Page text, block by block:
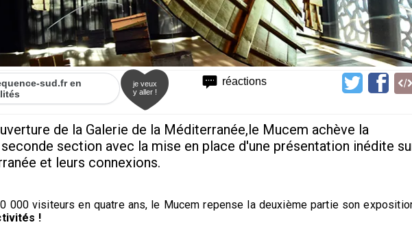
réactions
sud.fr en
je veux
y aller !
de la Galerie de la Méditerranée,le Mucem achève la
section avec la mise en place d'une présentation inédite
et leurs connexions.
000 visiteurs en quatre ans, le Mucem repense la deuxième partie son
!